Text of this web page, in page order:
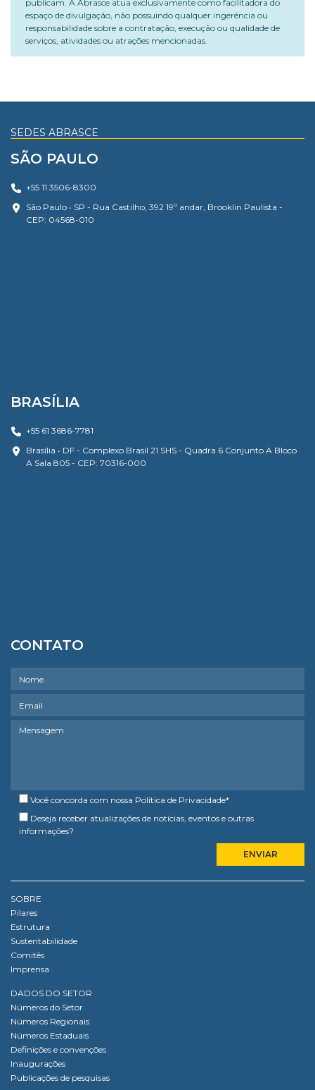
publicam. A Abrasce atua exclusivamente como facilitadora do
espaço de divulgação, não possuindo qualquer ingerência ou
responsabilidade sobre a contratação, execução ou qualidade de
serviços, atividades ou atrações mencionadas.
SEDES ABRASCE
SÃO PAULO
+55 11 3506-8300
São Paulo • SP - Rua Castilho, 392 19º andar, Brooklin Paulista -
CEP: 04568-010
BRASÍLIA
+55 61 3686-7781
Brasília • DF - Complexo Brasil 21 SHS - Quadra 6 Conjunto A Bloco
A Sala 805 - CEP: 70316-000
CONTATO
Você concorda com nossa Política de Privacidade*
Deseja receber atualizações de notícias, eventos e outras
informações?
SOBRE
Pilares
Estrutura
Sustentabilidade
Comitês
Imprensa
DADOS DO SETOR
Números do Setor
Números Regionais
Números Estaduais
Definições e convenções
Inaugurações
Publicações de pesquisas